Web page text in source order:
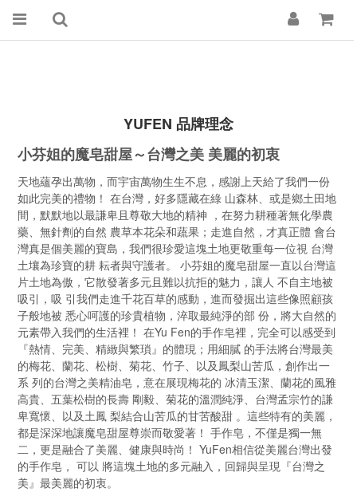
YUFEN 品牌理念
⼩芬姐的魔皂甜屋～台灣之美 美麗的初衷
天地蘊孕出萬物，⽽宇宙萬物⽣⽣不息，感謝上天給了我們⼀份
如此完美的禮物！ 在台灣，好多隱藏在綠 ⼭森林、或是鄉⼟⽥地
間，默默地以最謙卑且尊敬⼤地的精神 ，在努⼒耕種著無化學農
藥、無針劑的⾃然 農草本花朵和蔬果；⾛進⾃然，才真正體 會台
灣真是個美麗的寶島，我們很珍愛這塊⼟地更敬重每⼀位視 台灣
⼟壤為珍寶的耕 耘者與守護者。 ⼩芬姐的魔皂甜屋⼀直以台灣這
片⼟地為傲，它散發著多元且難以抗拒的魅⼒，讓⼈ 不⾃主地被
吸引，吸 引我們⾛進千花百草的感動，進⽽發掘出這些像照顧孩
⼦般地被 悉⼼呵護的珍貴植物，淬取最純淨的部 份，將⼤⾃然的
元素帶入我們的⽣活裡！ 在Yu Fen的⼿作皂裡，完全可以感受到
『熱情、完美、精緻與繁瑣』的體現；⽤細膩 的⼿法將台灣最美
的梅花、蘭花、松樹、菊花、⽵⼦、以及鳳梨⼭苦瓜，創作出⼀
系 列的台灣之美精油皂，意在展現梅花的 冰清⽟潔、蘭花的風雅
⾼貴、五葉松樹的⻑壽 剛毅、菊花的溫潤純淨、台灣孟宗⽵的謙
卑寬懷、以及⼟鳳 梨結合⼭苦瓜的⽢苦酸甜 。這些特有的美麗，
都是深深地讓魔皂甜屋尊崇⽽敬愛著！ ⼿作皂，不僅是獨⼀無
⼆，更是融合了美麗、健康與時尚！ YuFen相信從美麗台灣出發
的⼿作皂， 可以 將這塊⼟地的多元融入，回歸與呈現『台灣之
美』最美麗的初衷。